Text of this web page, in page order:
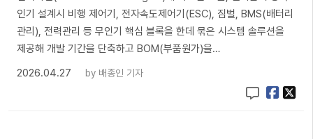
인기 설계시 비행 제어기, 전자속도제어기(ESC), 짐벌, BMS(배터리
관리), 전력관리 등 무인기 핵심 블록을 한데 묶은 시스템 솔루션을
제공해 개발 기간을 단축하고 BOM(부품원가)을…
2026.04.27
by 배종인 기자